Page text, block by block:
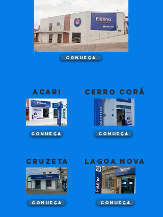
Conheça
acari
Conheça
cerro corá
Conheça
cruzeta lagoa nova
Conheça Conheça